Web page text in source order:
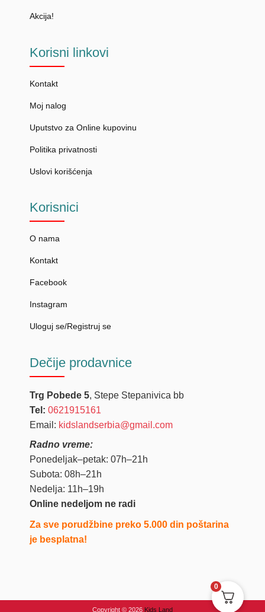
Akcija!
Korisni linkovi
Kontakt
Moj nalog
Uputstvo za Online kupovinu
Politika privatnosti
Uslovi korišćenja
Korisnici
O nama
Kontakt
Facebook
Instagram
Uloguj se/Registruj se
Dečije prodavnice
Trg Pobede 5, Stepe Stepanivica bb
Tel: 0621915161
Email: kidslandserbia@gmail.com
Radno vreme:
Ponedeljak–petak: 07h–21h
Subota: 08h–21h
Nedelja: 11h–19h
Online nedeljom ne radi
Za sve porudžbine preko 5.000 din poštarina
je besplatna!
Copyright © 2026 Kids Land
0